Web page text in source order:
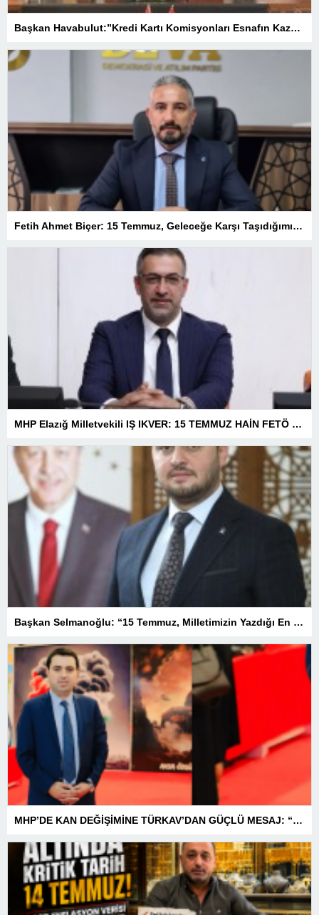
Başkan Havabulut:”Kredi Kartı Komisyonları Esnafın Kazancını Eritiyor”
Fetih Ahmet Biçer: 15 Temmuz, Geleceğe Karşı Taşıdığımız Sorumluluğu Hatırlatan Bir Milattır
MHP Elazığ Milletvekili IŞ IKVER: 15 TEMMUZ HAİN FETÖ KALKIŞMASI TÜRKİYE’Yİ İŞGAL GİRİŞİMİDİR
Başkan Selmanoğlu: “15 Temmuz, Milletimizin Yazdığı En Büyük Demokrasi Destanlarından Biridir”
MHP’DE KAN DEĞİŞİMİNE TÜRKAV’DAN GÜÇLÜ MESAJ: “BİRLİK VE BERABERLİKLE DAHA GÜÇLÜYÜZ”